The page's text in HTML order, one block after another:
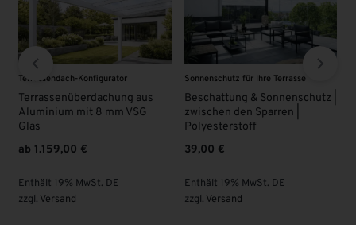
aus
VSG
Sonnenschutz für Ihre Terrasse
Beschattung & Sonnenschutz |
zwischen den Sparren |
39,00
Enthält 19% MwSt. DE
VSG - Glas
VSG Glas 8 mm |
63,00